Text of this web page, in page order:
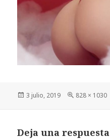
Publicado
3 julio, 2019
Tamaño
828 × 1030
Deja una respuesta